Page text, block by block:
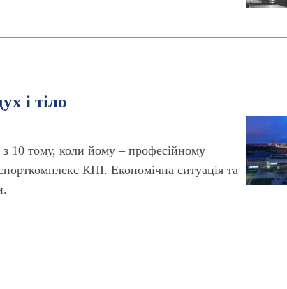
і тіло
10 тому, коли йому – професійному
КПІ. Економічна ситуація та